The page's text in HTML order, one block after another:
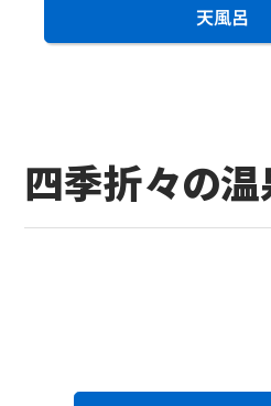
天風呂
四季折々の温